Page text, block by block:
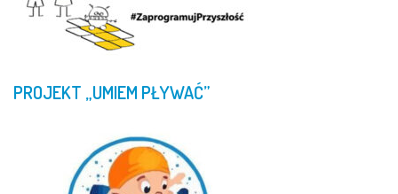
PROJEKT „UMIEMPŁYWAĆ”